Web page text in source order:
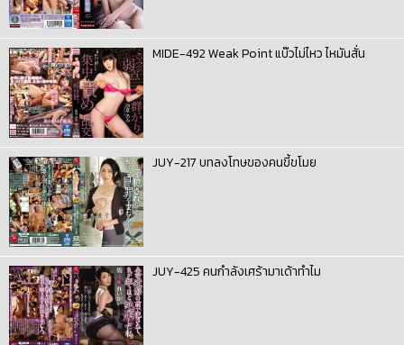
MIDE-492 Weak Point แบ๊วไม่ไหว ไหมันสั่น
JUY-217 บทลงโทษของคนขี้ขโมย
JUY-425 คนกำลังเศร้ามาเด้าทำไม